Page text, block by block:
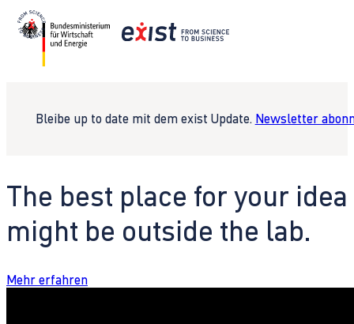
Bleibe up to date mit dem exist Update. Newsletter
The best place for your idea
might be outside the lab.
Mehr erfahren